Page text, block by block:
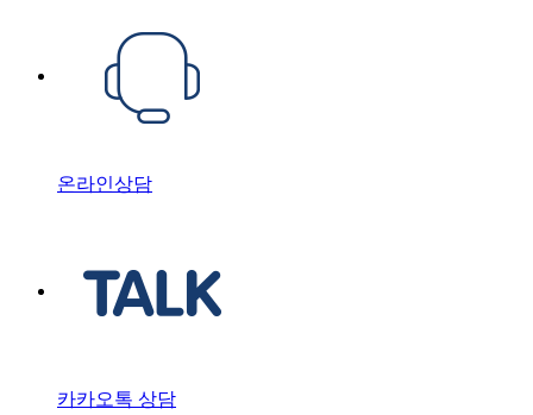
온라인상담
카카오톡 상담